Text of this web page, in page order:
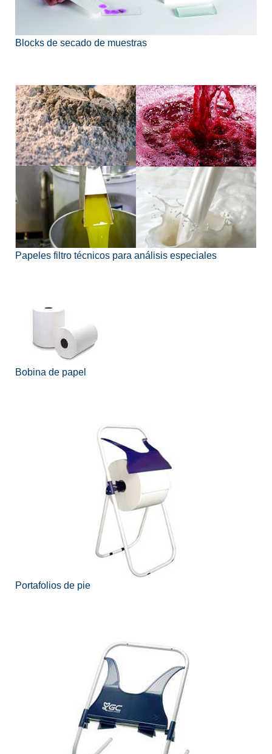
Blocks de secado de muestras
Papeles filtro técnicos para análisis especiales
Bobina de papel
Portafolios de pie